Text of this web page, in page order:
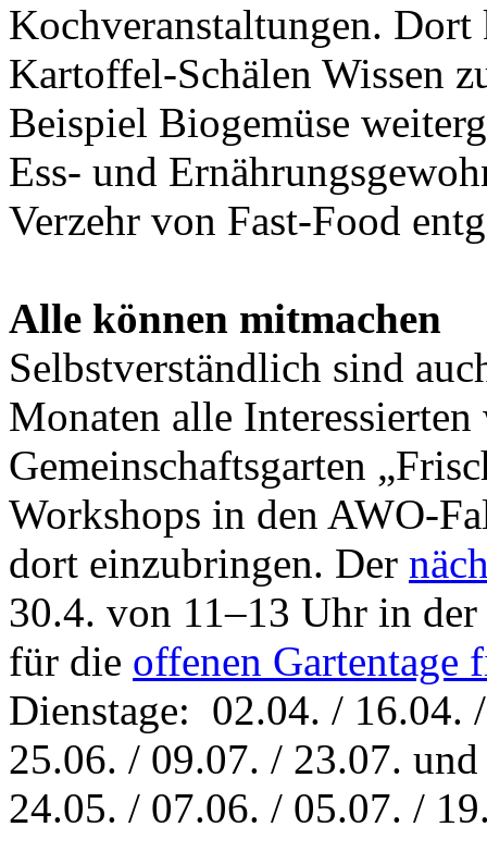
Kochveranstaltungen. Dort
Kartoffel-Schälen Wissen
Beispiel Biogemüse
Ess- und
Verzehr von Fast-Food
Alle können mitmachen
Selbstverständlich sind
Monaten alle
Gemeinschaftsgarten
Workshops in den AWO-
dort einzubringen. Der
30.4. von 11–13 Uhr in
für die offenen Gartentage
Dienstage: 02.04. / 16.04.
25.06. / 09.07. / 23.07.
24.05. / 07.06. / 05.07. /